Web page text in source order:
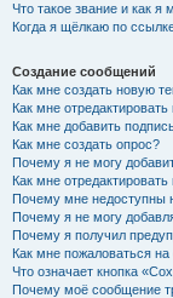
Что такое звание и как я
Когда я щёлкаю по
Создание сообщений
Как мне создать новую
Как мне
Как мне добавить
Как мне создать опрос?
Почему я не могу
Как мне
Почему мне недоступны
Почему я не могу
Почему я получил
Как мне пожаловаться
Что означает кнопка
Почему моё сообщение